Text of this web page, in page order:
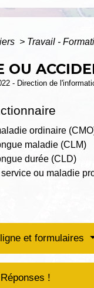
> Travail -
OU
- Direction de
ordinaire
maladie (CLM)
durée (CLD)
ou maladie
et formulaires
!